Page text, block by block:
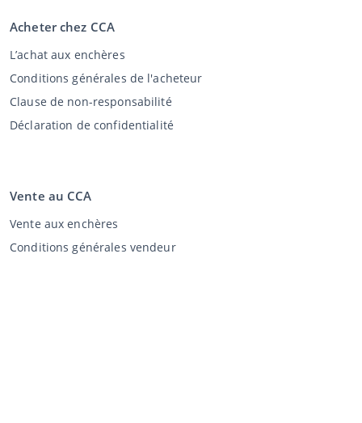
Acheter chez CCA
L’achat aux enchères
Conditions générales de l'acheteur
Clause de non-responsabilité
Déclaration de confidentialité
Vente au CCA
Vente aux enchères
Conditions générales vendeur